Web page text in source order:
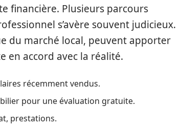
financière. Plusieurs parcours
s’avère souvent judicieux.
du marché local, peuvent apporter
en accord avec la réalité.
récemment vendus.
pour une évaluation gratuite.
prestations.